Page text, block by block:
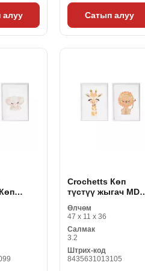
алуу Сатып алуу
пил
Crochetts Көп
түстүү жыгач MDF
Жираф Lion (2
Өлчөм
47 x 11 x 36
Салмак
3.2
Штрих-код
8435631013105